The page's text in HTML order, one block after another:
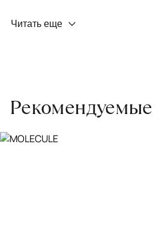
Профилактика износа
заборе ковра экспертом либо
Читать еще